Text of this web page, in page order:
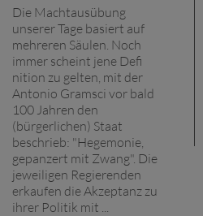
Die Machtausübung
unserer Tage basiert auf
mehreren Säulen. Noch
immer scheint jene Defi
nition zu gelten, mit der
Antonio Gramsci vor bald
100 Jahren den
(bürgerlichen) Staat
beschrieb: "Hegemonie,
gepanzert mit Zwang". Die
jeweiligen Regierenden
erkaufen die Akzeptanz zu
ihrer Politik mit ...